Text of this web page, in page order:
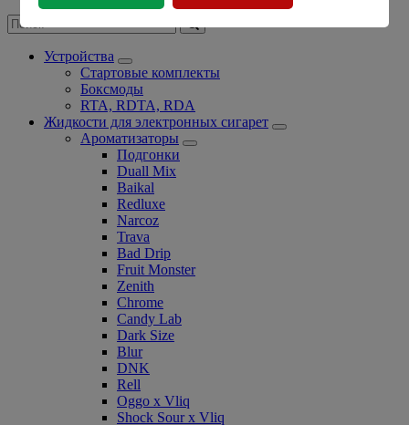
Устройства
Стартовые комплекты
Боксмоды
RTA, RDTA, RDA
Жидкости для электронных сигарет
Ароматизаторы
Подгонки
Duall Mix
Baikal
Redluxe
Narcoz
Trava
Bad Drip
Fruit Monster
Zenith
Chrome
Candy Lab
Dark Size
Blur
DNK
Rell
Oggo x Vliq
Shock Sour x Vliq